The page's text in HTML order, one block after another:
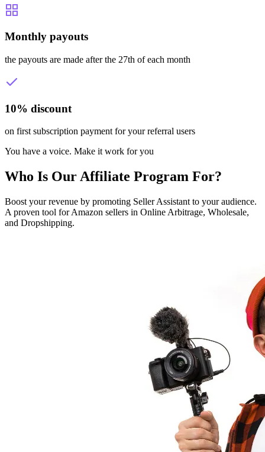
Monthly payouts
the payouts are made after the 27th of each month
10% discount
on first subscription payment for your referral users
You have a voice. Make it work for you
Who Is Our Affiliate Program For?
Boost your revenue by promoting Seller Assistant to your audience.
A proven tool for Amazon sellers in Online Arbitrage, Wholesale,
and Dropshipping.